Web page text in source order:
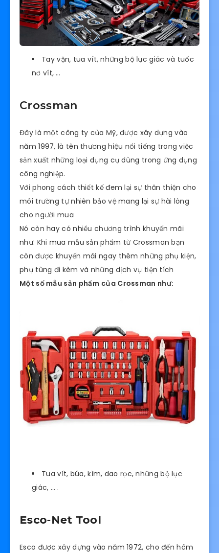
Tay vặn, tua vít, những bộ lục giác và tuốc
nơ vít, …
Crossman
Đây là một công ty của Mỹ, được xây dựng vào
năm 1997, là tên thương hiệu nổi tiếng trong việc
sản xuất những loại dụng cụ dùng trong ứng dụng
công nghiệp.
Với phong cách thiết kế đem lại sự thân thiện cho
môi trường tự nhiên bảo vệ mang lại sự hài lòng
cho người mua
Nó còn hay có nhiều chương trình khuyến mãi
như: Khi mua mẫu sản phẩm từ Crossman bạn
còn được khuyến mãi ngay thêm những phụ kiện,
phụ tùng đi kèm và những dịch vụ tiện tích
Một số mẫu sản phẩm của Crossman như:
Tua vít, búa, kìm, dao rọc, những bộ lục
giác, … .
Esco-Net Tool
Esco được xây dựng vào năm 1972, cho đến hôm